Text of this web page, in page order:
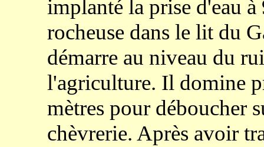
implanté la prise d'eau à
rocheuse dans le lit du
démarre au niveau du
l'agriculture. Il domine
mètres pour déboucher
chèvrerie. Après avoir